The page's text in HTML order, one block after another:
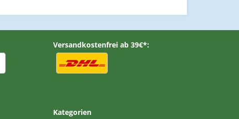
Versandkostenfrei ab 39€*:
Kategorien